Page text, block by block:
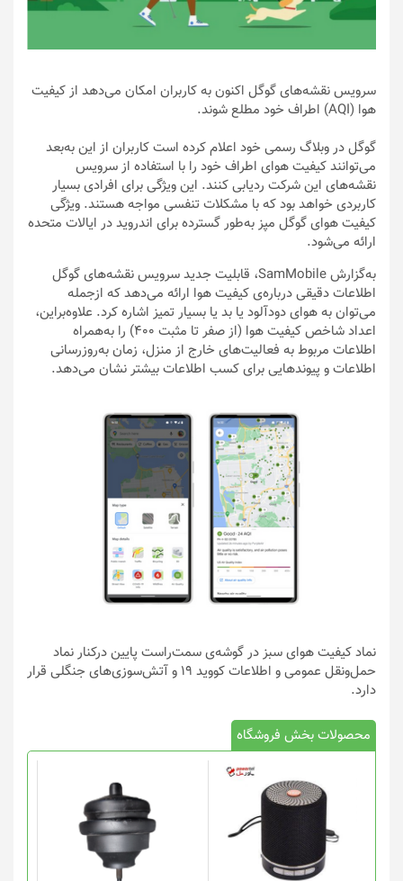
سرویس نقشه‌های گوگل اکنون به کاربران امکان می‌دهد از کیفیت
هوا (AQI) اطراف خود مطلع شوند.
گوگل در وبلاگ رسمی خود اعلام کرده است کاربران از این به‌بعد
می‌توانند کیفیت هوای اطراف خود را با استفاده از سرویس
نقشه‌های این شرکت ردیابی کنند. این ویژگی برای افرادی بسیار
کاربردی خواهد بود که با مشکلات تنفسی مواجه هستند. ویژگی
کیفیت هوای گوگل مپز به‌طور گسترده برای اندروید در ایالات متحده
ارائه می‌شود.
به‌گزارش SamMobile، قابلیت جدید سرویس نقشه‌های گوگل
اطلاعات دقیقی درباره‌ی کیفیت هوا ارائه می‌دهد که ازجمله
می‌توان به هوای دودآلود یا بد یا بسیار تمیز اشاره کرد. علاوه‌براین،
اعداد شاخص کیفیت هوا (از صفر تا مثبت ۴۰۰) را به‌همراه
اطلاعات مربوط به فعالیت‌های خارج از منزل، زمان به‌روزرسانی
اطلاعات و پیوندهایی برای کسب اطلاعات بیشتر نشان می‌دهد.
نماد کیفیت هوای سبز در گوشه‌ی سمت‌راست پایین درکنار نماد
حمل‌ونقل عمومی و اطلاعات کووید ۱۹ و آتش‌سوزی‌های جنگلی قرار
دارد.
محصولات بخش فروشگاه